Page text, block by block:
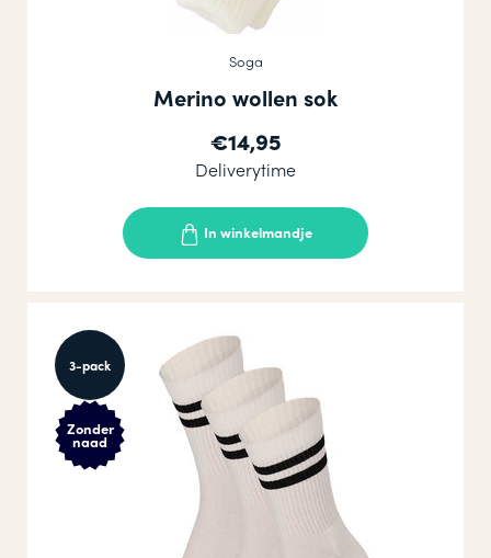
Soga
Merino wollen sok
€14,95
Deliverytime
In winkelmandje
3-pack
Zonder
naad